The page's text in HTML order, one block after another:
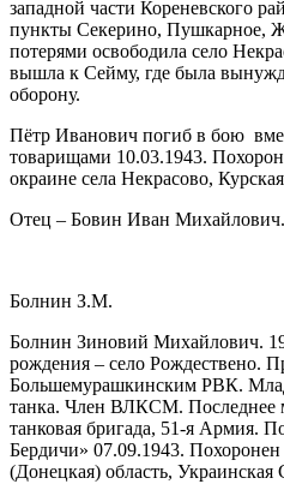
западной части Кореневского
пункты Секерино, Пушкарное,
потерями освободила село
вышла к Сейму, где была
оборону.
Пётр Иванович погиб в бою
товарищами 10.03.1943.
окраине села Некрасово,
Отец – Бовин Иван Михайлович.
Болнин З.М.
Болнин Зиновий Михайлович.
рождения – село Рождествено.
Большемурашкинским РВК.
танка. Член ВЛКСМ. Последнее
танковая бригада, 51-я Армия.
Бердичи» 07.09.1943.
(Донецкая) область, Украинская